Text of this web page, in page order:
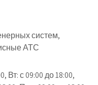
систем,
АТС
Вт: с 09:00 до 18:00,